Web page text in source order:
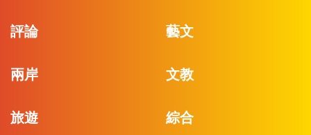
評論 藝文
兩岸 文教
旅遊 綜合